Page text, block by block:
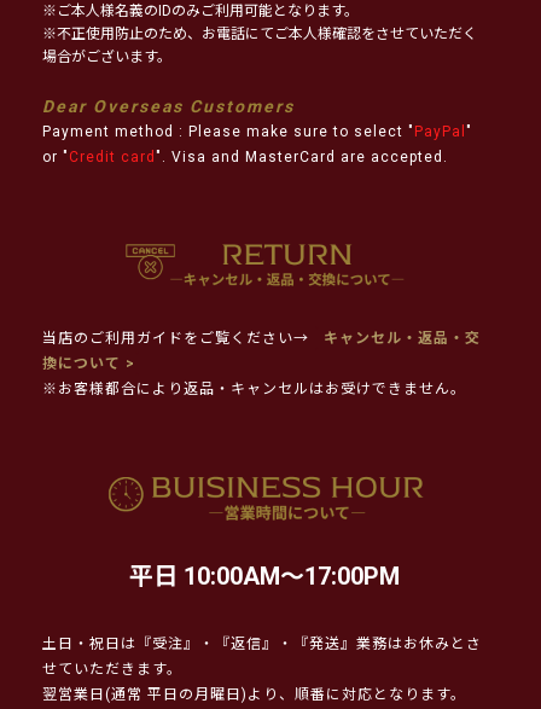
※ご本人様名義のIDのみご利用可能となります。
※不正使用防止のため、お電話にてご本人様確認をさせていただく
場合がございます。
Dear Overseas Customers
Payment method : Please make sure to select " PayPal "
or " Credit card ". Visa and MasterCard are accepted.
当店のご利用ガイドをご覧ください→
キャンセル・返品・交
換について >
※お客様都合により返品・キャンセルはお受けできません。
平日 10:00AM～17:00PM
土日・祝日は『受注』・『返信』・『発送』業務はお休みとさ
せていただきます。
翌営業日(通常 平日の月曜日)より、順番に対応となります。